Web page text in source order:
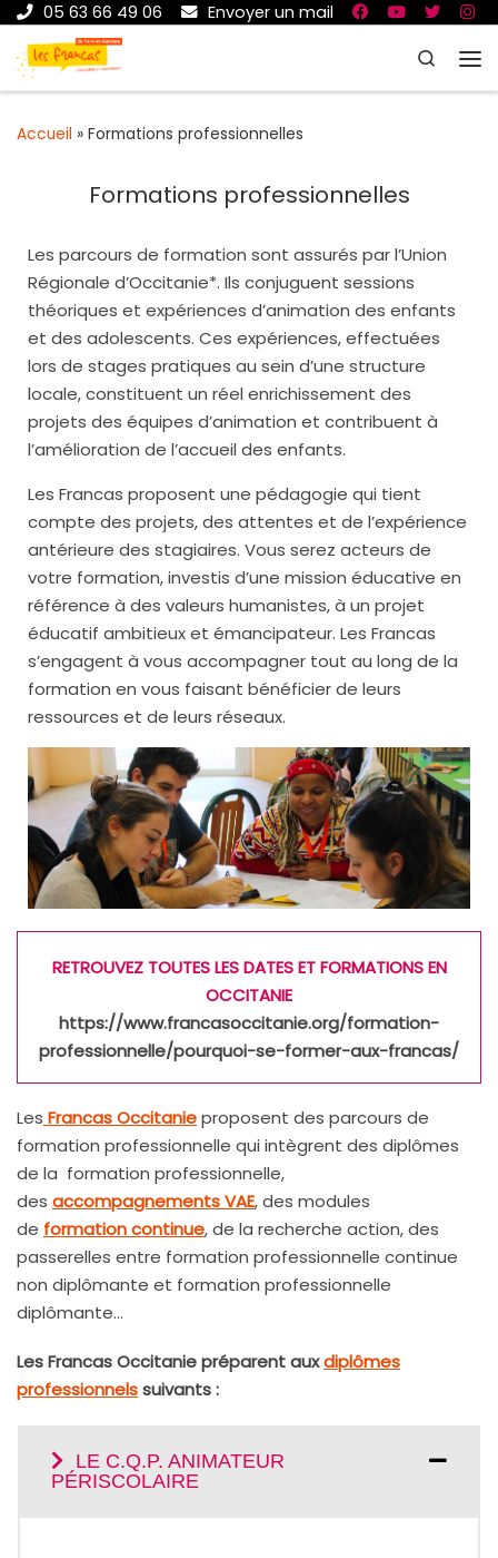
05 63 66 49 06
Envoyer un mail
Passer au contenu
Search
Accueil » Formations professionnelles
Formations professionnelles
Les parcours de formation sont assurés par l’Union
Régionale d’Occitanie*. Ils conjuguent sessions
théoriques et expériences d’animation des enfants
et des adolescents. Ces expériences, effectuées
lors de stages pratiques au sein d’une structure
locale, constituent un réel enrichissement des
projets des équipes d’animation et contribuent à
l’amélioration de l’accueil des enfants.
Les Francas proposent une pédagogie qui tient
compte des projets, des attentes et de l’expérience
antérieure des stagiaires. Vous serez acteurs de
votre formation, investis d’une mission éducative en
référence à des valeurs humanistes, à un projet
éducatif ambitieux et émancipateur. Les Francas
s’engagent à vous accompagner tout au long de la
formation en vous faisant bénéficier de leurs
ressources et de leurs réseaux.
RETROUVEZ TOUTES LES DATES ET FORMATIONS EN
OCCITANIE
https://www.francasoccitanie.org/formation-
professionnelle/pourquoi-se-former-aux-francas/
Les Francas Occitanieproposent des parcours de
formation professionnelle qui intègrent des diplômes
de la formation professionnelle,
des accompagnements VAE, des modules
de formation continue, de la recherche action, des
passerelles entre formation professionnelle continue
non diplômante et formation professionnelle
diplômante…
Les Francas Occitanie préparent auxdiplômes
professionnelssuivants :
LE C.Q.P. ANIMATEUR
PÉRISCOLAIRE